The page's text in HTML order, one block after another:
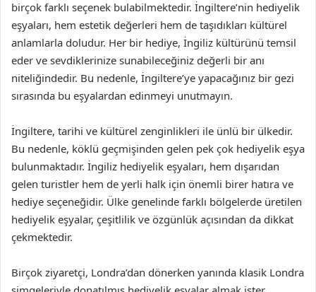
birçok farklı seçenek bulabilmektedir. İngiltere’nin hediyelik
eşyaları, hem estetik değerleri hem de taşıdıkları kültürel
anlamlarla doludur. Her bir hediye, İngiliz kültürünü temsil
eder ve sevdiklerinize sunabileceğiniz değerli bir anı
niteliğindedir. Bu nedenle, İngiltere’ye yapacağınız bir gezi
sırasında bu eşyalardan edinmeyi unutmayın.
İngiltere, tarihi ve kültürel zenginlikleri ile ünlü bir ülkedir.
Bu nedenle, köklü geçmişinden gelen pek çok hediyelik eşya
bulunmaktadır. İngiliz hediyelik eşyaları, hem dışarıdan
gelen turistler hem de yerli halk için önemli birer hatıra ve
hediye seçeneğidir. Ülke genelinde farklı bölgelerde üretilen
hediyelik eşyalar, çeşitlilik ve özgünlük açısından da dikkat
çekmektedir.
Birçok ziyaretçi, Londra’dan dönerken yanında klasik Londra